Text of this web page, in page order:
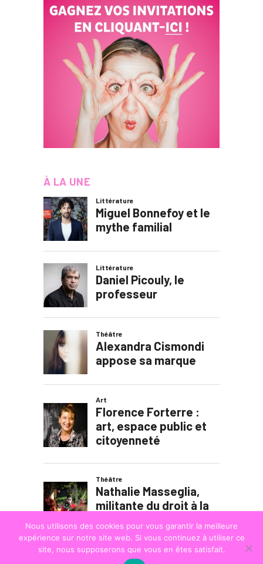
À LA UNE
Nous utilisons des cookies pour vous garantir la meilleure
expérience sur notre site web. Si vous continuez à utiliser ce
site, nous supposerons que vous en êtes satisfait.